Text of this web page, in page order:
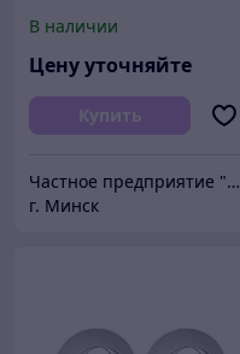
В наличии
Цену уточняйте
Купить
Частное предприятие "Сибалок"
г. Минск